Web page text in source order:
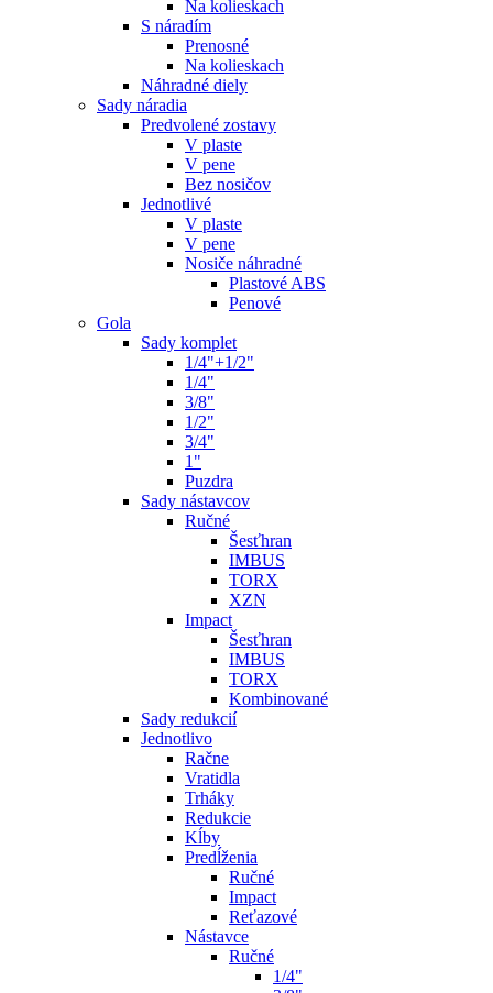
Na kolieskach
S náradím
Prenosné
Na kolieskach
Náhradné diely
Sady náradia
Predvolené zostavy
V plaste
V pene
Bez nosičov
Jednotlivé
V plaste
V pene
Nosiče náhradné
Plastové ABS
Penové
Gola
Sady komplet
1/4"+1/2"
1/4"
3/8"
1/2"
3/4"
1"
Puzdra
Sady nástavcov
Ručné
Šesťhran
IMBUS
TORX
XZN
Impact
Šesťhran
IMBUS
TORX
Kombinované
Sady redukcií
Jednotlivo
Račne
Vratidla
Trháky
Redukcie
Kĺby
Predĺženia
Ručné
Impact
Reťazové
Nástavce
Ručné
1/4"